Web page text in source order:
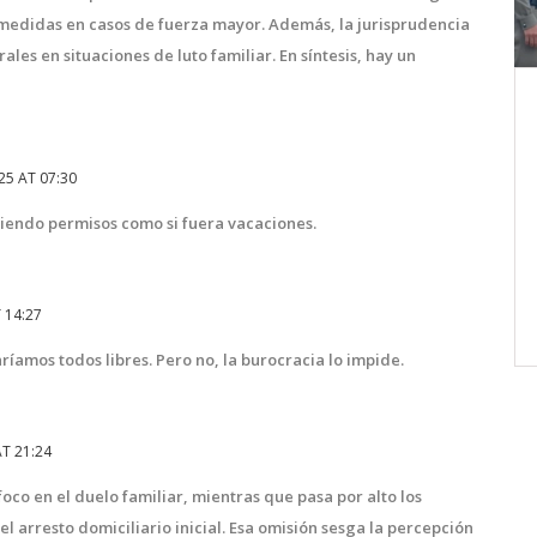
en casos de fuerza mayor. Además, la jurisprudencia
en situaciones de luto familiar. En síntesis, hay un
AT 07:30
permisos como si fuera vacaciones.
14:27
todos libres. Pero no, la burocracia lo impide.
21:24
en el duelo familiar, mientras que pasa por alto los
arresto domiciliario inicial. Esa omisión sesga la percepción
tras
de 21 años y actual número 2 del